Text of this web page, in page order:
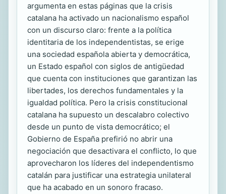
argumenta en estas páginas que la crisis
catalana ha activado un nacionalismo español
con un discurso claro: frente a la política
identitaria de los independentistas, se erige
una sociedad española abierta y democrática,
un Estado español con siglos de antigüedad
que cuenta con instituciones que garantizan las
libertades, los derechos fundamentales y la
igualdad política. Pero la crisis constitucional
catalana ha supuesto un descalabro colectivo
desde un punto de vista democrático; el
Gobierno de España prefirió no abrir una
negociación que desactivara el conflicto, lo que
aprovecharon los líderes del independentismo
catalán para justificar una estrategia unilateral
que ha acabado en un sonoro fracaso.